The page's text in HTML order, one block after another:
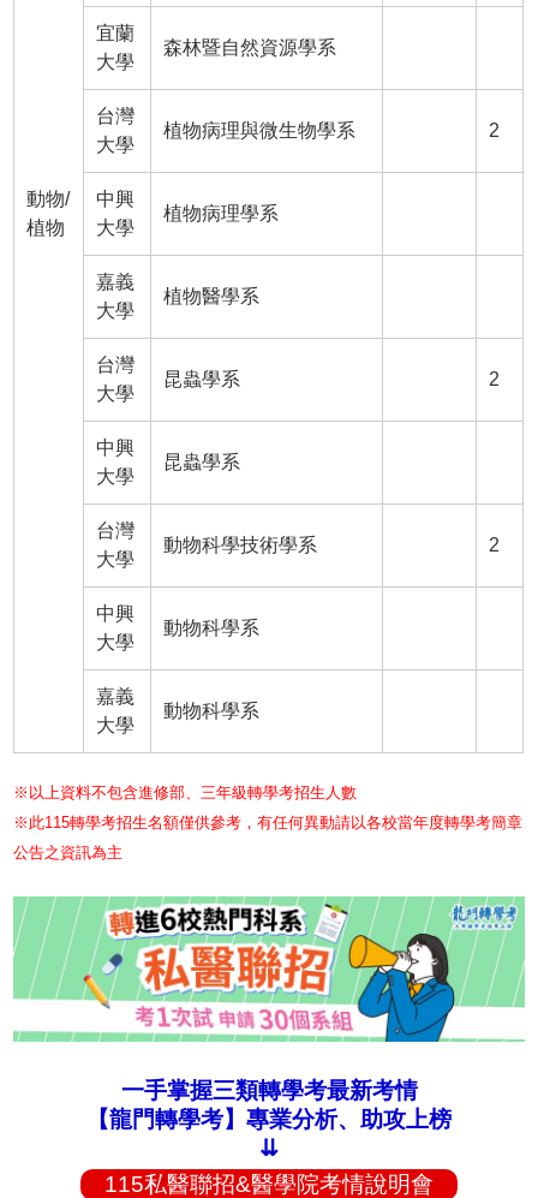
動物/
植物
宜蘭
大學
森林暨自然資源學系
台灣
大學
植物病理與微生物學系 2
中興
大學
植物病理學系
嘉義
大學
植物醫學系
台灣
大學
昆蟲學系 2
中興
大學
昆蟲學系
台灣
大學
動物科學技術學系 2
中興
大學
動物科學系
嘉義
大學
動物科學系
※以上資料不包含進修部、三年級轉學考招生人數
※此115轉學考招生名額僅供參考，有任何異動請以各校當年度轉學考簡章
公告之資訊為主
一手掌握三類轉學考最新考情
【龍門轉學考】專業分析、助攻上榜
⇊
115私醫聯招&醫學院考情說明會